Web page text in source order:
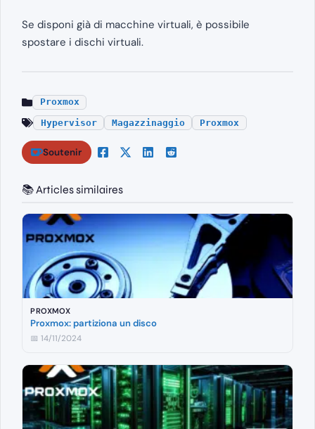
Se disponi già di macchine virtuali, è possibile
spostare i dischi virtuali.
Proxmox
Hypervisor
Magazzinaggio Proxmox
Soutenir
📚 Articles similaires
PROXMOX
Proxmox: partiziona un disco
📅 14/11/2024